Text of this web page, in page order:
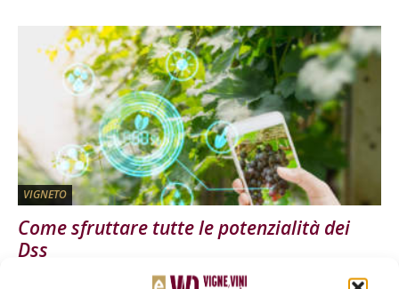
VIGNETO
Come sfruttare tutte le potenzialità dei
Dss
26 Gennaio 2023